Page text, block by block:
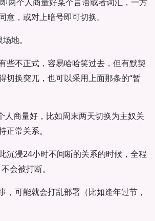
意，或对上暗号即可切换。
地。
些不正式，容易哈哈笑过去，但有默契
切换突兀，也可以采用上面那条的“暂
人商量好，比如周末两天切换为主奴关
正常关系。
沉浸24小时不间断的关系的时候，全程
会被打断。
，可能就会打乱部署（比如逢年过节，